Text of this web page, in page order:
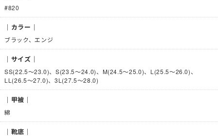
#820
｜カラー｜
ブラック、エンジ
｜サイズ｜
SS(22.5～23.0)、S(23.5～24.0)、M(24.5～25.0)、L(25.5～26.0)、
LL(26.5～27.0)、3L(27.5～28.0)
｜甲被｜
綿
｜靴底｜